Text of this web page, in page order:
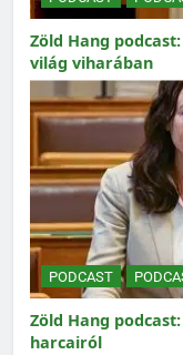
Zöld Hang
világ viharában
PODCAST
Zöld Hang
harcairól